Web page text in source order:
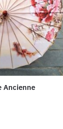
Ancienne